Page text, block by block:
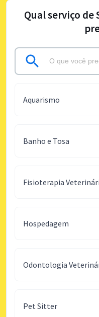
Qual serviço de
Aquarismo
Banho e Tosa
Fisioterapia
Hospedagem
Odontologia
Pet Sitter